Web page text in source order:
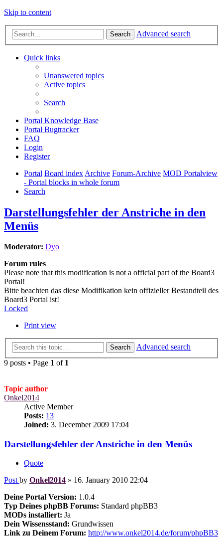
Skip to content
Search Advanced search
Quick links
Unanswered topics
Active topics
Search
Portal Knowledge Base
Portal Bugtracker
FAQ
Login
Register
Portal Board index Archive Forum-Archive MOD Portalview
- Portal blocks in whole forum
Search
Darstellungsfehler der Anstriche in den
Menüs
Moderator: Dyo
Forum rules
Please note that this modification is not a official part of the Board3
Portal!
Bitte beachten das diese Modifikation kein offizieller Bestandteil des
Board3 Portal ist!
Locked
Print view
Search
Advanced search
9 posts • Page 1 of 1
Topic author
Onkel2014
Active Member
Posts: 13
Joined: 3. December 2009 17:04
Darstellungsfehler der Anstriche in den Menüs
Quote
Post by Onkel2014 » 16. January 2010 22:04
Deine Portal Version: 1.0.4
Typ Deines phpBB Forums: Standard phpBB3
MODs installiert: Ja
Dein Wissensstand: Grundwissen
Link zu Deinem Forum: http://www.onkel2014.de/forum/phpBB3